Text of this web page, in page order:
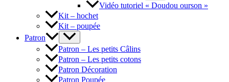
Vidéo tutoriel « Doudou ourson »
Kit – hochet
Kit – poupée
Patron
Patron – Les petits Câlins
Patron – Les petits cotons
Patron Décoration
Patron Poupée